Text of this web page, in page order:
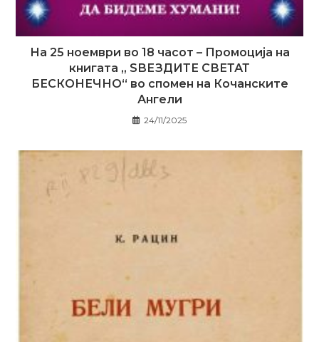
На 25 ноември во 18 часот – Промоција на
книгата „ ЅВЕЗДИТЕ СВЕТАТ
БЕСКОНЕЧНО“ во спомен на Кочанските
Ангели
24/11/2025